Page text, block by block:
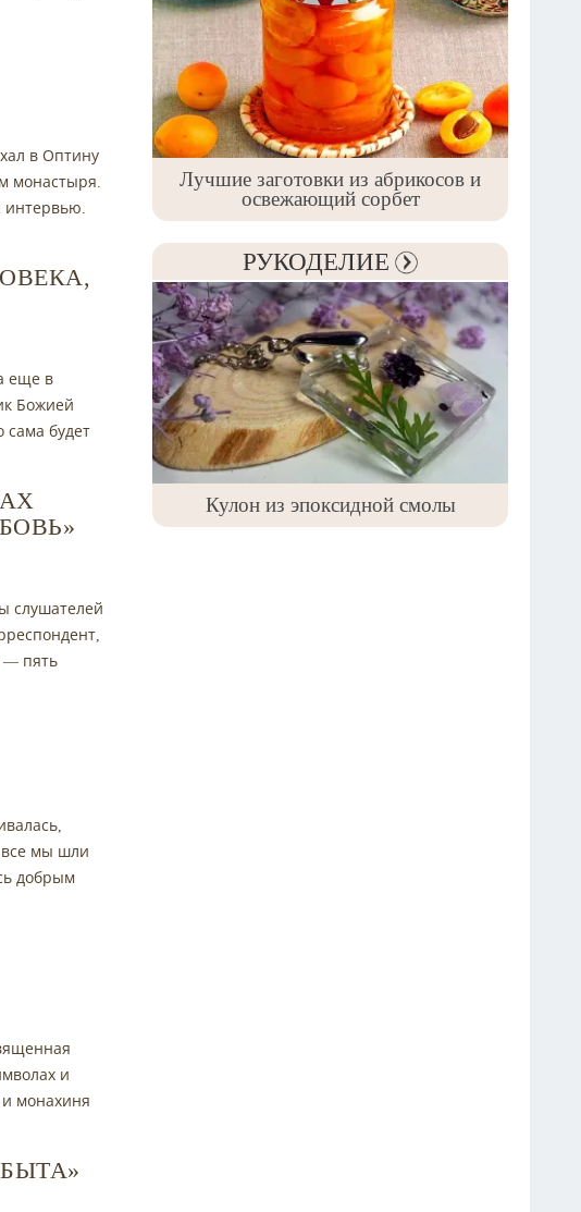
в Оптину
монастыря.
еще в
Божией
сама будет
слушателей
— пять
мы шли
добрым
и
и монахиня
Лучшие заготовки из абрикосов и
освежающий сорбет
РУКОДЕЛИЕ
Кулон из эпоксидной смолы